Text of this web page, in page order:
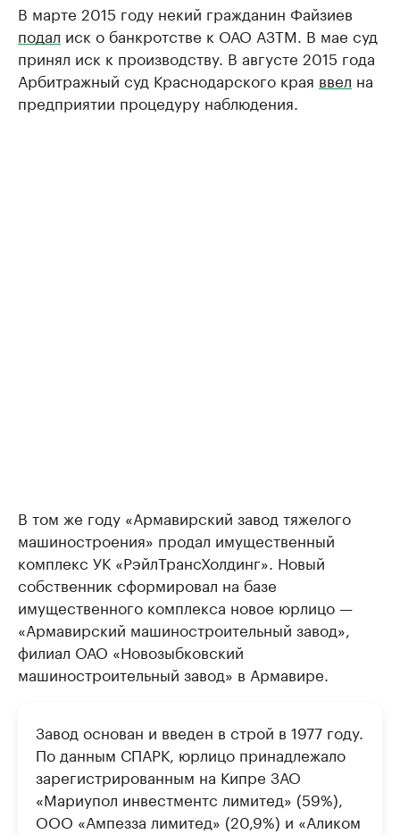
В марте 2015 году некий гражданин Файзиев
подал иск о банкротстве к ОАО АЗТМ. В мае суд
принял иск к производству. В августе 2015 года
Арбитражный суд Краснодарского края ввел на
предприятии процедуру наблюдения.
В том же году «Армавирский завод тяжелого
машиностроения» продал имущественный
комплекс УК «РэйлТрансХолдинг». Новый
собственник сформировал на базе
имущественного комплекса новое юрлицо —
«Армавирский машиностроительный завод»,
филиал ОАО «Новозыбковский
машиностроительный завод» в Армавире.
Завод основан и введен в строй в 1977 году.
По данным СПАРК, юрлицо принадлежало
зарегистрированным на Кипре ЗАО
«Мариупол инвестментс лимитед» (59%),
ООО «Ампезза лимитед» (20,9%) и «Аликом